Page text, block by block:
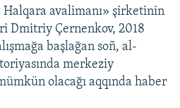
Halqara avalimanı» şirketinin
Dmitriy Çernenkov, 2018
başlağan soñ, al-
merkeziy
olacağı aqqında haber